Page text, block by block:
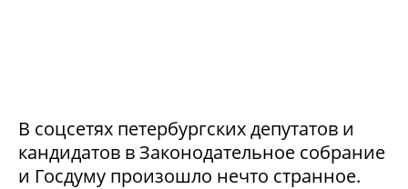
В соцсетях петербургских депутатов и
кандидатов в Законодательное собрание
и Госдуму произошло нечто странное.